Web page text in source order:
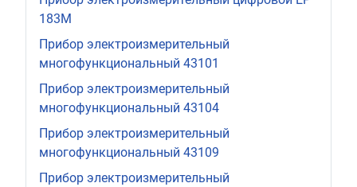
183М
Прибор электроизмерительный
многофункциональный 43101
Прибор электроизмерительный
многофункциональный 43104
Прибор электроизмерительный
многофункциональный 43109
Прибор электроизмерительный